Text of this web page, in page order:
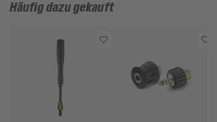
Häufig dazu gekauft